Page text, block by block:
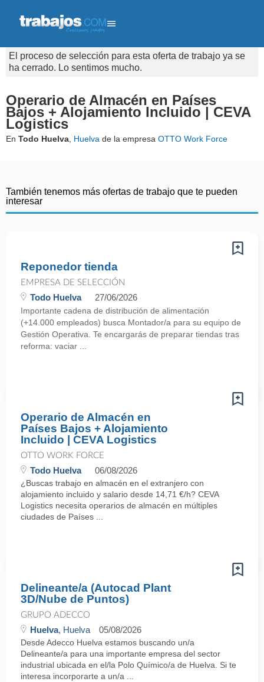
El proceso de selección para esta oferta de trabajo ya se
ha cerrado. Lo sentimos mucho.
Operario de Almacén en Países
Bajos + Alojamiento Incluido | CEVA
Logistics
En Todo Huelva Huelva de la empresa OTTO Work Force
También tenemos más ofertas de trabajo que te pueden
interesar
Reponedor tienda
EMPRESA DE SELECCIÓN
Todo Huelva 27/06/2026
Importante cadena de distribución de alimentación
(+14.000 empleados) busca Montador/a para su equipo de
Gestión Operativa. Te encargarás de preparar tiendas tras
reforma: vaciar ...
Operario de Almacén en
Países Bajos + Alojamiento
Incluido | CEVA Logistics
OTTO WORK FORCE
Todo Huelva 06/08/2026
¿Buscas trabajo en almacén en el extranjero con
alojamiento incluido y salario desde 14,71 €/h? CEVA
Logistics necesita operarios de almacén en múltiples
ciudades de Países ...
Delineante/a (Autocad Plant
3D/Nube de Puntos)
GRUPO ADECCO
Huelva, Huelva 05/08/2026
Desde Adecco Huelva estamos buscando un/a
Delineante/a para una importante empresa del sector
industrial ubicada en el/la Polo Químico/a de Huelva. Si te
interesa incorporarte a un/a ...